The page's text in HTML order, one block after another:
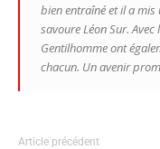
bien entraîné et il a mis
savoure Léon Sur.
Gentilhomme ont
chacun. Un avenir
Article précédent